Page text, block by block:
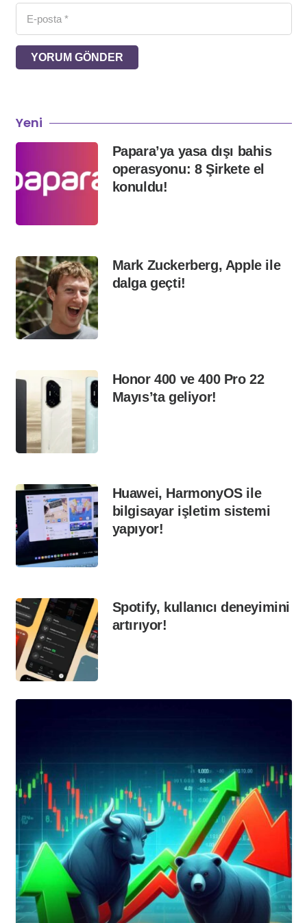
YORUM GÖNDER
Yeni
Papara’ya yasa dışı bahis
operasyonu: 8 Şirkete el
konuldu!
Mark Zuckerberg, Apple ile
dalga geçti!
Honor 400 ve 400 Pro 22
Mayıs’ta geliyor!
Huawei, HarmonyOS ile
bilgisayar işletim sistemi
yapıyor!
Spotify, kullanıcı deneyimini
artırıyor!